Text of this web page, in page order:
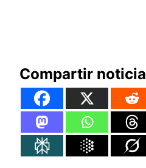
Compartir noticia